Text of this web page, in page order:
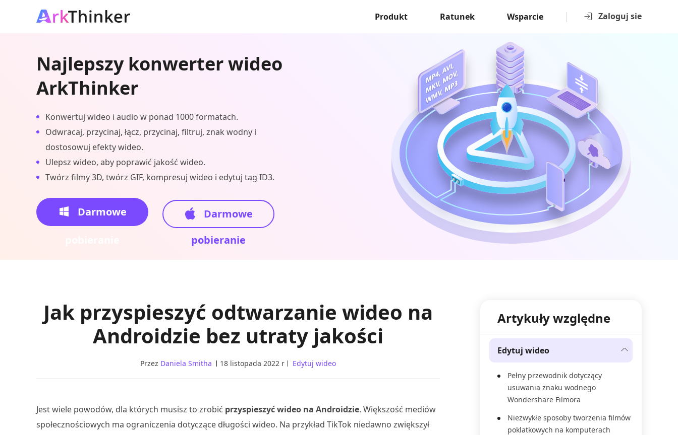
Zaloguj sie
Produkt Ratunek Wsparcie
Najlepszy konwerter wideo
ArkThinker
Konwertuj wideo i audio w ponad 1000 formatach.
Odwracaj, przycinaj, łącz, przycinaj, filtruj, znak wodny i
dostosowuj efekty wideo.
Ulepsz wideo, aby poprawić jakość wideo.
Twórz filmy 3D, twórz GIF, kompresuj wideo i edytuj tag ID3.
Darmowe
Darmowe
pobieranie
Jak przyspieszyć odtwarzanie wideo na
Androidzie bez utraty jakości
Przez Daniela Smitha 18 listopada 2022 r Edytuj wideo
Jest wiele powodów, dla których musisz to zrobić przyspieszyć wideo na Androidzie. Większość mediów
społecznościowych ma ograniczenia dotyczące długości wideo. Na przykład TikTok niedawno zwiększył
Artykuły względne
Edytuj wideo
Pełny przewodnik dotyczący
usuwania znaku wodnego
Wondershare Filmora
Niezwykłe sposoby tworzenia filmów
poklatkowych na komputerach